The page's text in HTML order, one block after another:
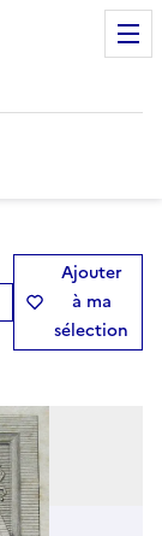
Ajouter
à ma
sélection